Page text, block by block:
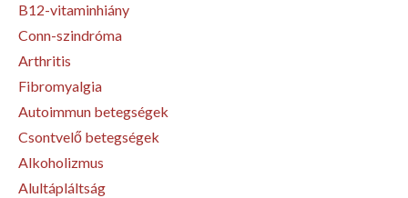
B12-vitaminhiány
Conn-szindróma
Arthritis
Fibromyalgia
Autoimmun betegségek
Csontvelő betegségek
Alkoholizmus
Alultápláltság